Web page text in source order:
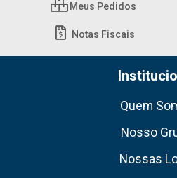
Meus Pedidos
Notas Fiscais
Quem
Nosso
Nossas